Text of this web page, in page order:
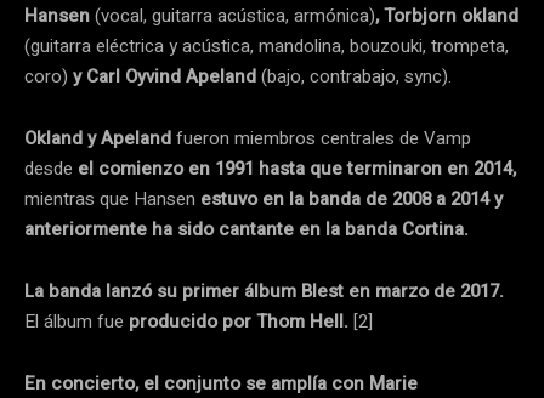
Hansen(vocal, guitarra acústica, armónica), Torbjorn okland
(guitarra eléctrica y acústica, mandolina, bouzouki, trompeta,
coro) y Carl Oyvind Apeland(bajo, contrabajo, sync).
Okland y Apelandfueron miembros centrales de Vamp
desde el comienzo en 1991 hasta que terminaron en 2014,
mientras que Hansen estuvo en la banda de 2008 a 2014 y
anteriormente ha sido cantante en la banda Cortina.
La banda lanzó su primer álbum Blest en marzo de 2017.
El álbum fue producido por Thom Hell. [2]
En concierto, el conjunto se amplía con Marie